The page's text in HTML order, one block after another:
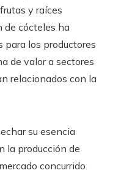
y raíces
de cócteles ha
para los productores
de valor a sectores
relacionados con la
su esencia
la producción de
concurrido.